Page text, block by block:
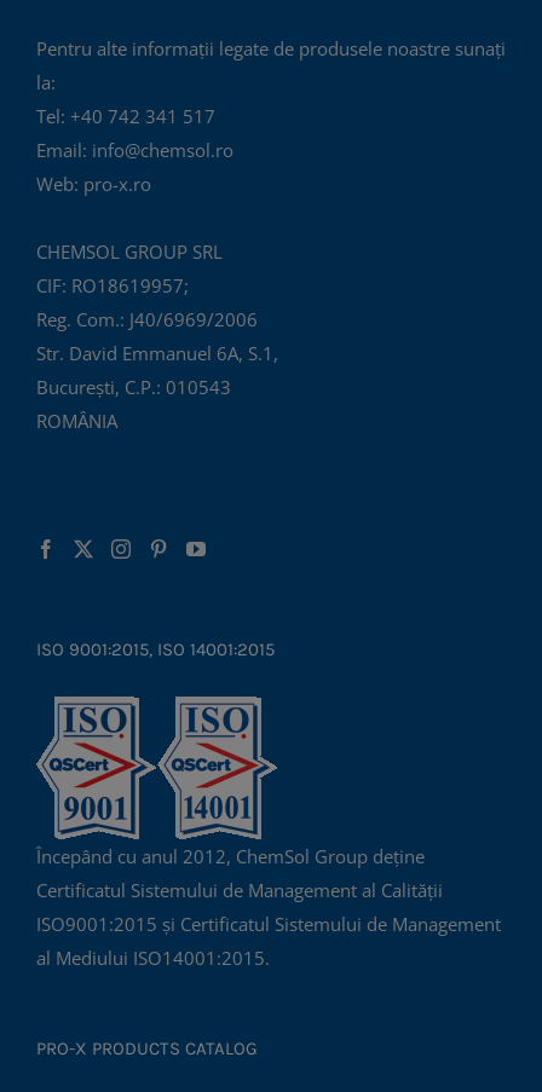
Pentru alte informații legate de produsele noastre sunați
la:
Tel: +40 742 341 517
Email: info@chemsol.ro
Web: pro-x.ro
CHEMSOL GROUP SRL
CIF: RO18619957;
Reg. Com.: J40/6969/2006
Str. David Emmanuel 6A, S.1,
București, C.P.: 010543
ROMÂNIA
ISO 9001:2015, ISO 14001:2015
Începând cu anul 2012, ChemSol Group deține
Certificatul Sistemului de Management al Calității
ISO9001:2015 și Certificatul Sistemului de Management
al Mediului ISO14001:2015.
PRO-X PRODUCTS CATALOG